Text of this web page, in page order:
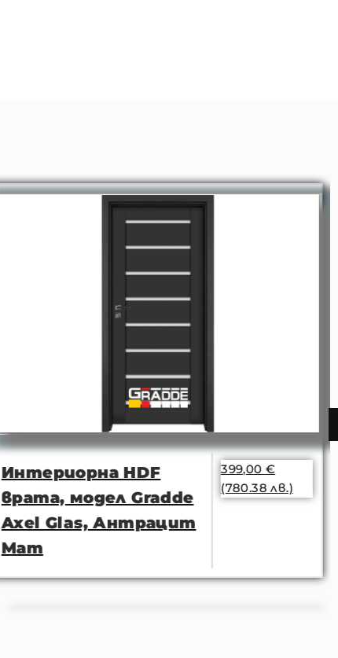
Интериорна HDF
врата, модел Gradde
Axel Glas, Антрацит
Мат
399,00 €
(780.38 лв.)